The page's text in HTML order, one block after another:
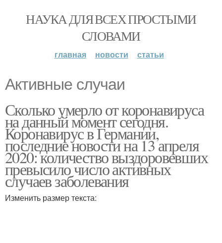
НАУКА ДЛЯ ВСЕХ ПРОСТЫМИ
СЛОВАМИ
главная новости статьи
Активные случаи
Сколько умерло от коронавируса
на данный момент сегодня.
Коронавирус в Германии,
последние новости на 13 апреля
2020: количество выздоровевших
превысило число активных
случаев заболевания
Изменить размер текста: